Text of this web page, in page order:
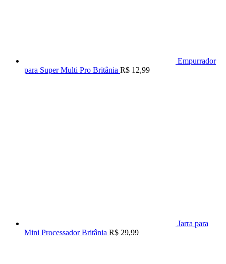
Empurrador
para Super Multi Pro Britânia R$ 12,99
Jarra para
Mini Processador Britânia R$ 29,99